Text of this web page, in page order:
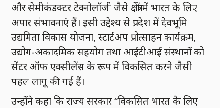
और सेमीकंडक्टर टेक्नोलॉजी जैसे क्षेत्रों में भारत के लिए
अपार संभावनाएं हैं। इसी उद्देश्य से प्रदेश में देवभूमि
उद्यमिता विकास योजना, स्टार्टअप प्रोत्साहन कार्यक्रम,
उद्योग-अकादमिक सहयोग तथा आईटीआई संस्थानों को
सेंटर ऑफ एक्सीलेंस के रूप में विकसित करने जैसी
पहल लागू की गई हैं।
उन्होंने कहा कि राज्य सरकार “विकसित भारत के लिए